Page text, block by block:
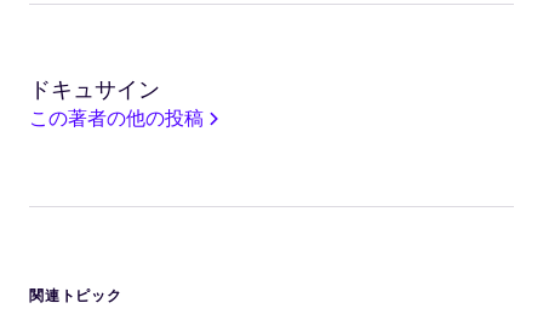
ドキュサイン
この著者の他の投稿
関連トピック